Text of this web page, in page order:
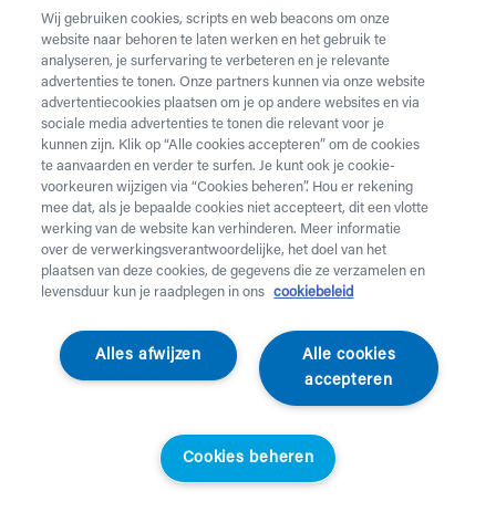
Loopband T9100L
Helan klanten
2.155,68
Wij gebruiken cookies, scripts en web beacons om onze
website naar behoren te laten werken en het gebruik te
analyseren, je surfervaring te verbeteren en je relevante
advertenties te tonen. Onze partners kunnen via onze website
advertentiecookies plaatsen om je op andere websites en via
sociale media advertenties te tonen die relevant voor je
kunnen zijn. Klik op “Alle cookies accepteren” om de cookies
te aanvaarden en verder te surfen. Je kunt ook je cookie-
voorkeuren wijzigen via “Cookies beheren”. Hou er rekening
mee dat, als je bepaalde cookies niet accepteert, dit een vlotte
werking van de website kan verhinderen. Meer informatie
over de verwerkingsverantwoordelijke, het doel van het
plaatsen van deze cookies, de gegevens die ze verzamelen en
levensduur kun je raadplegen in ons
cookiebeleid
Alle cookies
accepteren
Alles afwijzen
Cookies beheren